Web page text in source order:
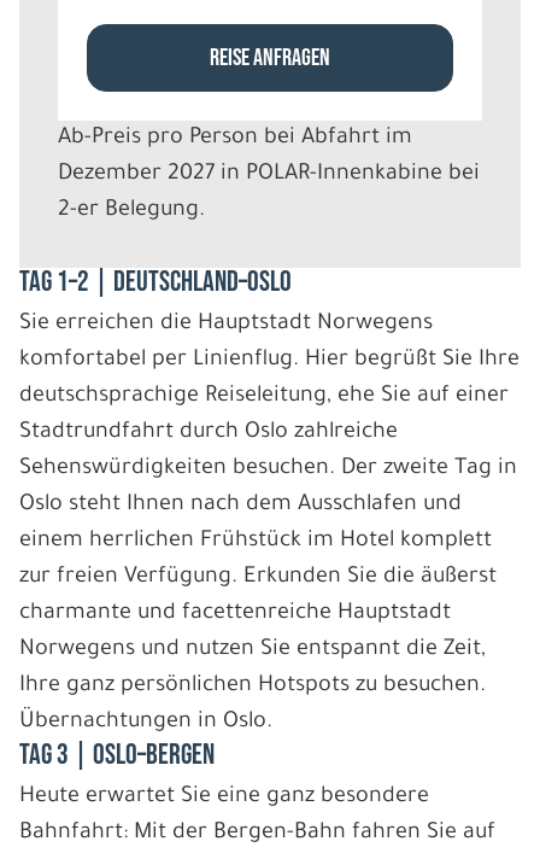
Tag 1–2 | Deutschland–Oslo
Sie erreichen die Hauptstadt Norwegens
komfortabel per Linienflug. Hier begrüßt Sie Ihre
deutschsprachige Reiseleitung, ehe Sie auf einer
Stadtrundfahrt durch Oslo zahlreiche
Sehenswürdigkeiten besuchen. Der zweite Tag in
Oslo steht Ihnen nach dem Ausschlafen und
einem herrlichen Frühstück im Hotel komplett
zur freien Verfügung. Erkunden Sie die äußerst
charmante und facettenreiche Hauptstadt
Norwegens und nutzen Sie entspannt die Zeit,
Ihre ganz persönlichen Hotspots zu besuchen.
Übernachtungen in Oslo.
Tag 3 | Oslo–Bergen
Heute erwartet Sie eine ganz besondere
Bahnfahrt: Mit der Bergen-Bahn fahren Sie auf
REISE ANFRAGEN
Ab-Preis pro Person bei Abfahrt im
Dezember 2027 in POLAR-Innenkabine bei
2-er Belegung.